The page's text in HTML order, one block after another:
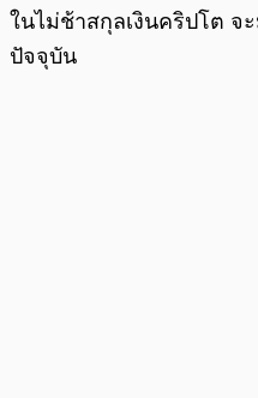
ในไม่ช้าสกุลเงินคริปโต จ
ปัจจุบัน